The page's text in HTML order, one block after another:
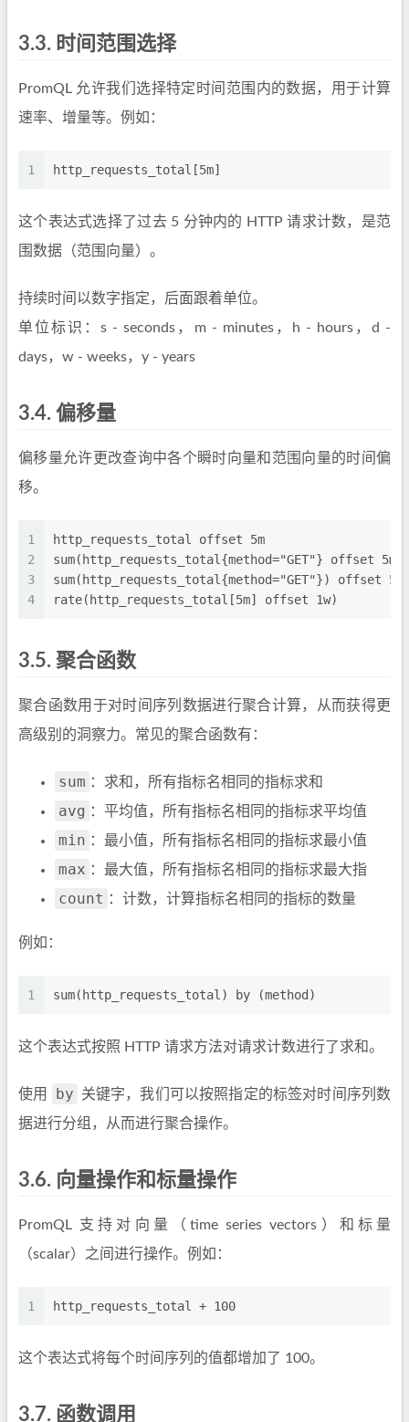
3.3. 时间范围选择
PromQL 允许我们选择特定时间范围内的数据，用于计算
速率、增量等。例如：
1 http_requests_total[5m]
这个表达式选择了过去 5 分钟内的 HTTP 请求计数，是范
围数据（范围向量）。
持续时间以数字指定，后面跟着单位。
单位标识：s - seconds，m - minutes，h - hours，d -
days，w - weeks，y - years
3.4. 偏移量
偏移量允许更改查询中各个瞬时向量和范围向量的时间偏
移。
1
2
3
4
http_requests_total offset 5m
sum(http_requests_total{method="GET"} offset 5m)
sum(http_requests_total{method="GET"}) offset
rate(http_requests_total[5m] offset 1w)
3.5. 聚合函数
聚合函数用于对时间序列数据进行聚合计算，从而获得更
高级别的洞察力。常见的聚合函数有：
sum ：求和，所有指标名相同的指标求和
avg ：平均值，所有指标名相同的指标求平均值
min ：最小值，所有指标名相同的指标求最小值
max ：最大值，所有指标名相同的指标求最大指
count ：计数，计算指标名相同的指标的数量
例如：
1 sum(http_requests_total) by (method)
这个表达式按照 HTTP 请求方法对请求计数进行了求和。
使用 by
关键字，我们可以按照指定的标签对时间序列数
据进行分组，从而进行聚合操作。
3.6. 向量操作和标量操作
PromQL 支持对向量（time series vectors）和标量
（scalar）之间进行操作。例如：
1 http_requests_total + 100
这个表达式将每个时间序列的值都增加了 100。
3.7. 函数调用